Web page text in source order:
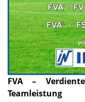
FVA –
Teamleistung